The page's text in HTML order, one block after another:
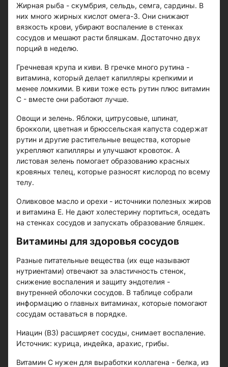
Жирная рыба - скумбрия, сельдь, семга, сардины. В
них много жирных кислот омега-3. Они снижают
вязкость крови, убирают воспаление в стенках
сосудов и мешают расти бляшкам. Достаточно двух
порций в неделю.
Гречневая крупа и киви. В гречке много рутина -
витамина, который делает капилляры крепкими и
менее ломкими. В киви тоже есть рутин плюс витамин
С - вместе они работают лучше.
Овощи и зелень. Яблоки, цитрусовые, шпинат,
брокколи, цветная и брюссельская капуста содержат
рутин и другие растительные вещества, которые
укрепляют капилляры и улучшают кровоток. А
листовая зелень помогает образованию красных
кровяных телец, которые разносят кислород по всему
телу.
Оливковое масло и орехи - источники полезных жиров
и витамина Е. Не дают холестерину портиться, оседать
на стенках сосудов и запускать образование бляшек.
Витамины для здоровья сосудов
Разные питательные вещества (их еще называют
нутриентами) отвечают за эластичность стенок,
снижение воспаления и защиту эндотелия -
внутренней оболочки сосудов. В таблице собрали
информацию о главных витаминах, которые помогают
сосудам оставаться в порядке.
Ниацин (В3) расширяет сосуды, снимает воспаление.
Источник: курица, индейка, арахис, грибы.
Витамин С нужен для выработки коллагена - белка, из